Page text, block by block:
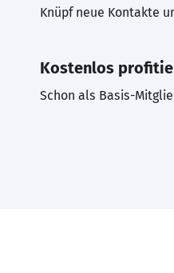
Knüpf neue Kontakte
Kostenlos
Schon als Basis-